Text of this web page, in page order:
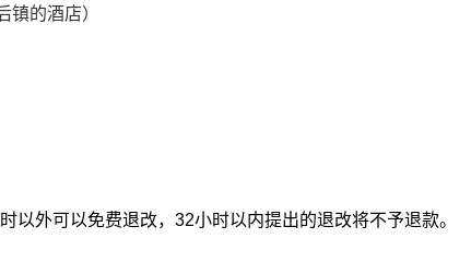
镇的酒店）
以外可以免费退改，32小时以内提出的退改将不予退款。